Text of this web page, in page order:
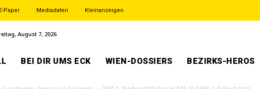
E-Paper Mediadaten Kleinanzeigen
August 7, 2026
BEI DIR UMS ECK WIEN-DOSSIERS BEZIRKS-HEROS